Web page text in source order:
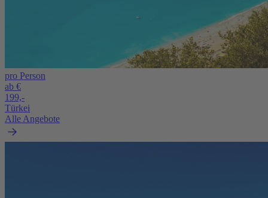
pro Person
ab €
199,-
Türkei
Alle Angebote